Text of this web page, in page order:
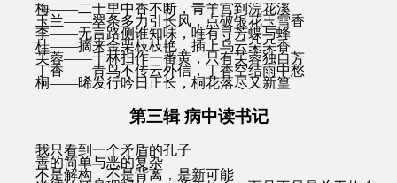
梅——二十里中香不断，青羊宫到浣花溪
玉兰——翠条多力引长风，点破银花玉雪香
李——无言路侧谁知味，唯有寻芳蝶与蜂
桂——摘来金栗枝枝艳，插上乌云朵朵香
芙蓉——千林扫作一番黄，只有芙蓉独自芳
丁香——青鸟不传云外信，丁香空结雨中愁
桐——晞发行吟日正长，桐花落尽又新篁
第三辑 病中读书记
我只看到一个矛盾的孔子
善的简单与恶的复杂
不是解构，不是背离，是新可能